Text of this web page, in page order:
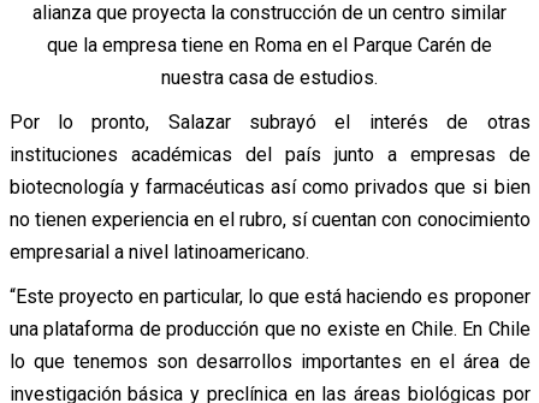
alianza que proyecta la construcción de un centro similar
que la empresa tiene en Roma en el Parque Carén de
nuestra casa de estudios.
Por lo pronto, Salazar subrayó el interés de otras
instituciones académicas del país junto a empresas de
biotecnología y farmacéuticas así como privados que si bien
no tienen experiencia en el rubro, sí cuentan con conocimiento
empresarial a nivel latinoamericano.
“Este proyecto en particular, lo que está haciendo es proponer
una plataforma de producción que no existe en Chile. En Chile
lo que tenemos son desarrollos importantes en el área de
investigación básica y preclínica en las áreas biológicas por